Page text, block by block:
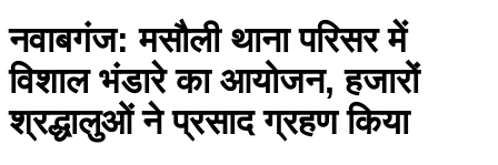
नवाबगंज: मसौली थाना परिसर में
विशाल भंडारे का आयोजन, हजारों
श्रद्धालुओं ने प्रसाद ग्रहण किया